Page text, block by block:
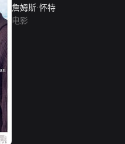
詹姆斯·怀特
电影